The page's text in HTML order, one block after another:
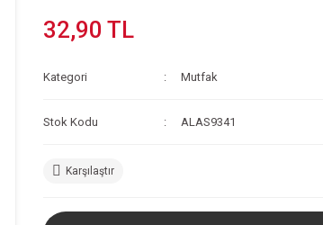
32,90 TL
Kategori Mutfak
Stok Kodu ALAS9341
Karşılaştır